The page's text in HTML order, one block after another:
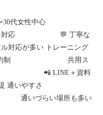
代女性中心
ー対応 💬 丁寧な
応が多い
トレーニング
約制 共用ス
📲 LINE＋資料
通いやすさ
通いづらい場所も多い